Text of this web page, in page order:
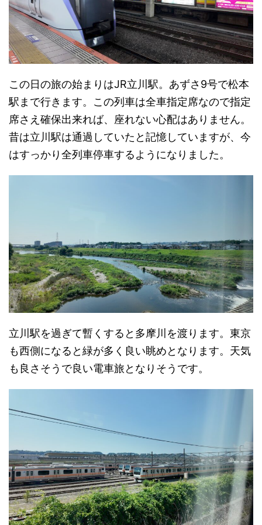
この日の旅の始まりはJR立川駅。あずさ9号で松本
駅まで行きます。この列車は全車指定席なので指定
席さえ確保出来れば、座れない心配はありません。
昔は立川駅は通過していたと記憶していますが、今
はすっかり全列車停車するようになりました。
立川駅を過ぎて暫くすると多摩川を渡ります。東京
も西側になると緑が多く良い眺めとなります。天気
も良さそうで良い電車旅となりそうです。